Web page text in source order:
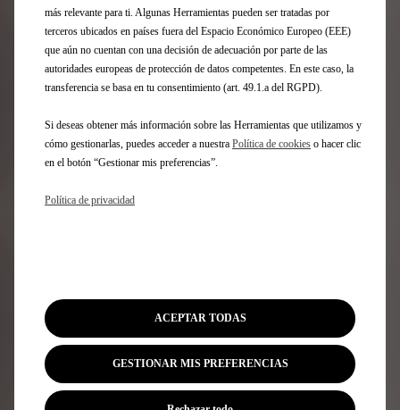
BOTELLA DE VIAJE
23,85€
Price
23,85
- +
Quantity
to:
Añadir a la cesta
más relevante para ti. Algunas Herramientas pueden ser tratadas por
terceros ubicados en países fuera del Espacio Económico Europeo (EEE)
que aún no cuentan con una decisión de adecuación por parte de las
autoridades europeas de protección de datos competentes. En este caso, la
transferencia se basa en tu consentimiento (art. 49.1.a del RGPD).
Si deseas obtener más información sobre las Herramientas que utilizamos y
cómo gestionarlas, puedes acceder a nuestra Política de cookies o hacer clic
en el botón “Gestionar mis preferencias”.
Política de privacidad
GESTIONAR MIS PREFERENCIAS
ACEPTAR TODAS